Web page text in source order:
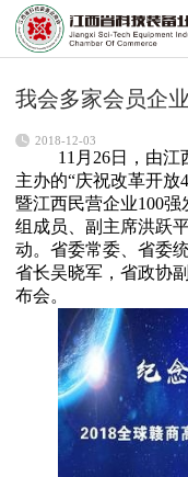
我会多家会员企
2018-12-03
11月26日，由
主办的“庆祝改革开放
暨江西民营企业100
组成员、副主席洪跃
动。省委常委、省委
省长吴晓军，省政协
布会。